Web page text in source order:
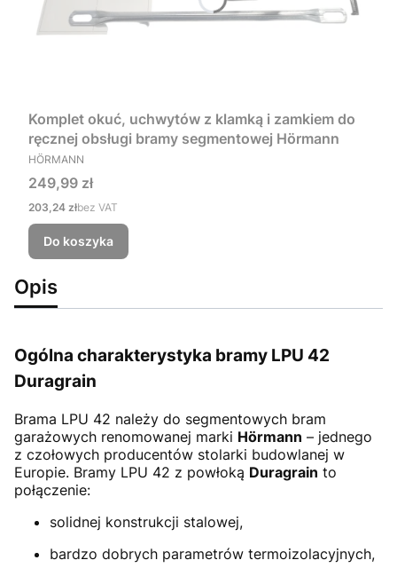
Komplet okuć, uchwytów z klamką i zamkiem do
ręcznej obsługi bramy segmentowej Hörmann
PRODUCENT
HÖRMANN
Cena
249,99 zł
Cena
203,24 złbez VAT
Do koszyka
Opis
Ogólna charakterystyka bramy LPU 42
Duragrain
Brama LPU 42 należy do segmentowych bram
garażowych renomowanej marki Hörmann – jednego
z czołowych producentów stolarki budowlanej w
Europie. Bramy LPU 42 z powłoką Duragrain to
połączenie:
solidnej konstrukcji stalowej,
bardzo dobrych parametrów termoizolacyjnych,